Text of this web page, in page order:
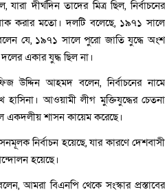
দীর্ঘদিন তাদের মিত্র ছিল, নির্বাচনের
করার মতো। দলটি বলেছে, ১৯৭১ সালে
যে, ১৯৭১ সালে পুরো জাতি যুদ্ধে অংশ
একার যুদ্ধ ছিল না।
উদ্দিন আহমদ বলেন, নির্বাচনের নামে
আওয়ামী লীগ মুক্তিযুদ্ধের চেতনা
একদলীয় শাসন কায়েম করেছে।
নির্বাচন হয়েছে, যার কারণে দেশবাসী
হয়েছে।
আমরা বিএনপি থেকে সংস্কার প্রস্তাবের